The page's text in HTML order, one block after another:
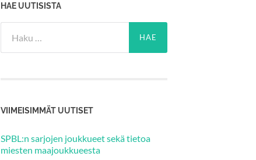
HAE UUTISISTA
VIIMEISIMMÄT UUTISET
SPBL:n sarjojen joukkueet sekä tietoa
miesten maajoukkueesta